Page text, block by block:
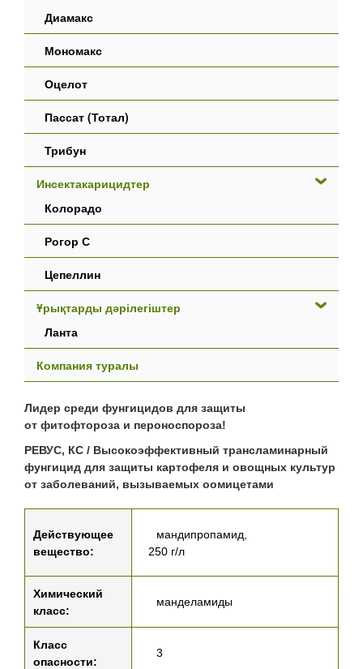
Диамакс
Мономакс
Оцелот
Пассат (Тотал)
Трибун
Инсектакарицидтер
Колорадо
Рогор С
Цепеллин
Ұрықтарды дәрілегіштер
Ланта
Компания туралы
Лидер среди фунгицидов для защиты
от фитофтороза и пероноспороза!
РЕВУС, КС / Высокоэффективный трансламинарный
фунгицид для защиты картофеля и овощных культур
от заболеваний, вызываемых оомицетами
Действующее
вещество:
мандипропамид,
250 г/л
Химический
класс:
манделамиды
Класс
опасности:
3